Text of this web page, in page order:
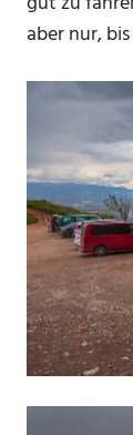
aber nur,